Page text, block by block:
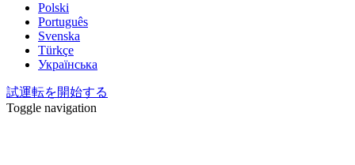
Polski
Português
Svenska
Türkçe
Українська
試運転を開始する
Toggle navigation